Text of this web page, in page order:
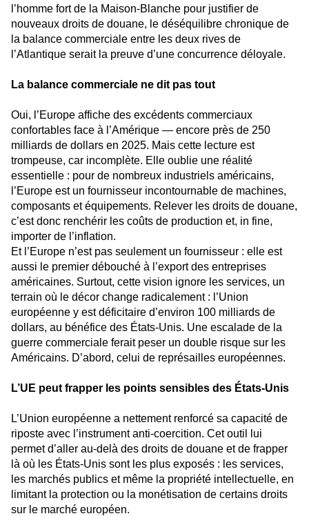
l’homme fort de la Maison-Blanche pour justifier de
nouveaux droits de douane, le déséquilibre chronique de
la balance commerciale entre les deux rives de
l’Atlantique serait la preuve d’une concurrence déloyale.
La balance commerciale ne dit pas tout
Oui, l’Europe affiche des excédents commerciaux
confortables face à l’Amérique — encore près de 250
milliards de dollars en 2025. Mais cette lecture est
trompeuse, car incomplète. Elle oublie une réalité
essentielle : pour de nombreux industriels américains,
l’Europe est un fournisseur incontournable de machines,
composants et équipements. Relever les droits de douane,
c’est donc renchérir les coûts de production et, in fine,
importer de l’inflation.
Et l’Europe n’est pas seulement un fournisseur : elle est
aussi le premier débouché à l’export des entreprises
américaines. Surtout, cette vision ignore les services, un
terrain où le décor change radicalement : l’Union
européenne y est déficitaire d’environ 100 milliards de
dollars, au bénéfice des États-Unis. Une escalade de la
guerre commerciale ferait peser un double risque sur les
Américains. D’abord, celui de représailles européennes.
L’UE peut frapper les points sensibles des États-Unis
L’Union européenne a nettement renforcé sa capacité de
riposte avec l’instrument anti-coercition. Cet outil lui
permet d’aller au-delà des droits de douane et de frapper
là où les États-Unis sont les plus exposés : les services,
les marchés publics et même la propriété intellectuelle, en
limitant la protection ou la monétisation de certains droits
sur le marché européen.